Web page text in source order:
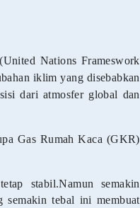
Nations Frameswork
iklim yang disebabkan
dari atmosfer global dan
Gas Rumah Kaca (GKR)
stabil.Namun semakin
semakin tebal ini membuat